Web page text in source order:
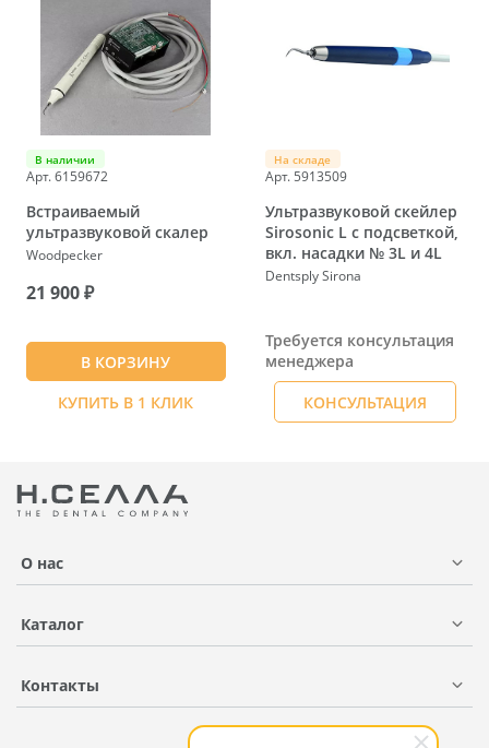
В наличии
Арт. 6159672
Встраиваемый
ультразвуковой скалер
Woodpecker
21 900 ₽
В КОРЗИНУ
КУПИТЬ В 1 КЛИК
На складе
Арт. 5913509
Ультразвуковой скейлер
Sirosonic L с подсветкой,
вкл. насадки № 3L и 4L
Dentsply Sirona
Требуется консультация
менеджера
КОНСУЛЬТАЦИЯ
О нас
Каталог
Контакты